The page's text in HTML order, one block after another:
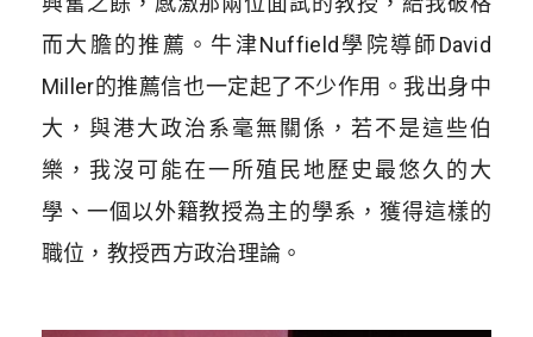
而大膽的推薦。牛津Nuffield學院導師David
Miller的推薦信也一定起了不少作用。我出身中
大，與港大政治系毫無關係，若不是這些伯
樂，我沒可能在一所殖民地歷史最悠久的大
學、一個以外籍教授為主的學系，獲得這樣的
職位，教授西方政治理論。